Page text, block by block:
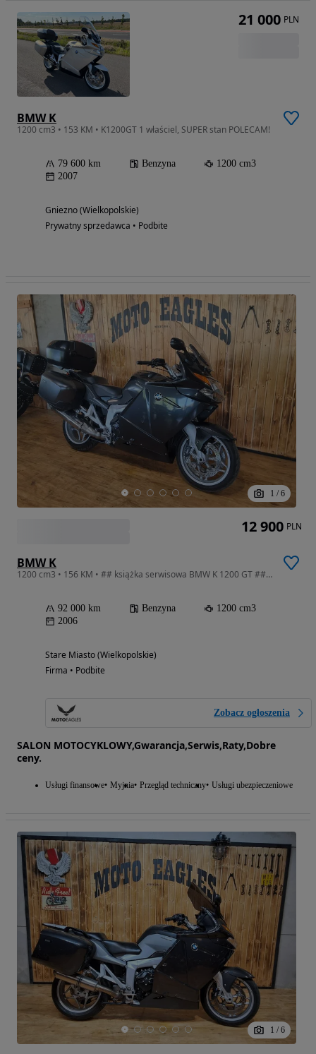
BMW K
1200 cm3 • 153 KM • K1200GT 1 właściel, SUPER stan POLECAM!
79 600 km Benzyna
1200 cm3
2007
Gniezno (Wielkopolskie)
Prywatny sprzedawca • Podbite
21 000 PLN
1 / 6
BMW K
1200 cm3 • 156 KM • ## książka serwisowa BMW K 1200 GT ## esa xenon 3 kufry
92 000 km Benzyna
1200 cm3
2006
Stare Miasto (Wielkopolskie)
Firma • Podbite
Zobacz ogłoszenia
SALON MOTOCYKLOWY,Gwarancja,Serwis,Raty,Dobre
ceny.
Usługi finansowe Myjnia Przegląd techniczny Usługi ubezpieczeniowe
12 900 PLN
1 / 6